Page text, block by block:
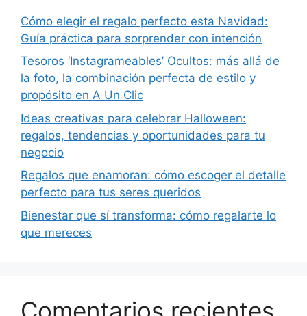
Cómo elegir el regalo perfecto esta Navidad:
Guía práctica para sorprender con intención
Tesoros ‘Instagrameables’ Ocultos: más allá de
la foto, la combinación perfecta de estilo y
propósito en A Un Clic
Ideas creativas para celebrar Halloween:
regalos, tendencias y oportunidades para tu
negocio
Regalos que enamoran: cómo escoger el detalle
perfecto para tus seres queridos
Bienestar que sí transforma: cómo regalarte lo
que mereces